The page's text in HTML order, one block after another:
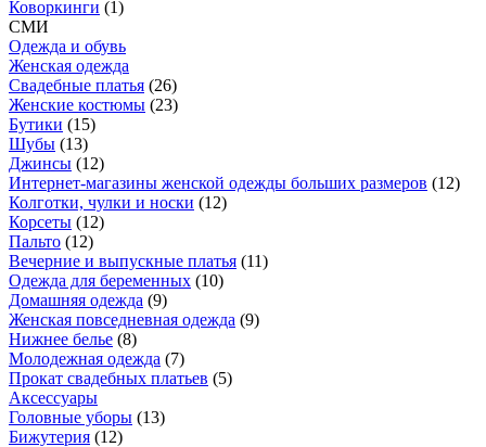
Коворкинги (1)
СМИ
Одежда и обувь
Женская одежда
Свадебные платья (26)
Женские костюмы (23)
Бутики (15)
Шубы (13)
Джинсы (12)
Интернет-магазины женской одежды больших размеров (12)
Колготки, чулки и носки (12)
Корсеты (12)
Пальто (12)
Вечерние и выпускные платья (11)
Одежда для беременных (10)
Домашняя одежда (9)
Женская повседневная одежда (9)
Нижнее белье (8)
Молодежная одежда (7)
Прокат свадебных платьев (5)
Аксессуары
Головные уборы (13)
Бижутерия (12)